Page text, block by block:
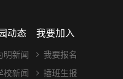
动态
明新闻
校新闻
我要加入
我要报名
插班生报